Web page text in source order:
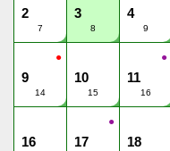
2
7
3
8
4
9
●
9
14
10
15
●
11
16
16
●
17 18